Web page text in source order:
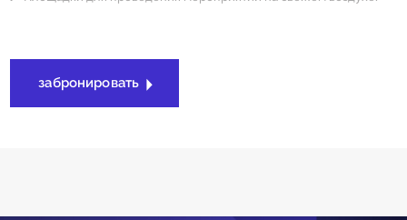
забронировать